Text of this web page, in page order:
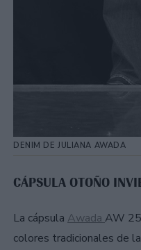
DENIM DE JULIANA AWADA
CÁPSULA OTOÑO
La cápsula AwadaAW
colores tradicionales de